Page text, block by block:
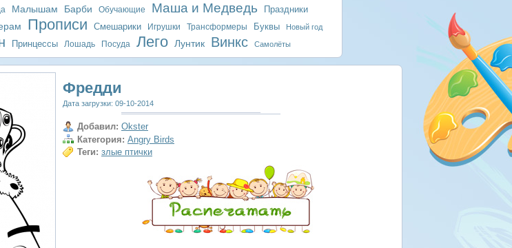
Малышам Барби Обучающие Маша и Медведь Праздники
Прописи Смешарики Игрушки Трансформеры Буквы Новый год
Принцессы Лошадь Посуда Лего Лунтик Винкс Самолёты
Фредди
Дата загрузки: 09-10-2014
Добавил: Okster
Категория: Angry Birds
Теги: злые птички